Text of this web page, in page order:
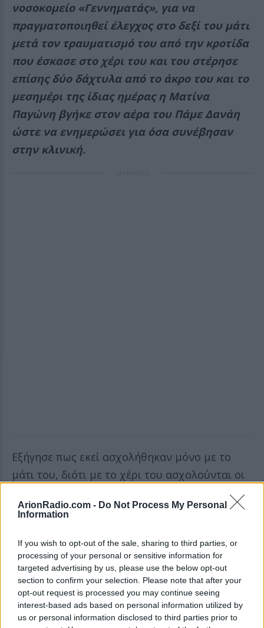
ArionRadio.com - Do Not Process My Personal
Information
If you wish to opt-out of the sale, sharing to third parties, or
processing of your personal or sensitive information for
targeted advertising by us, please use the below opt-out
section to confirm your selection. Please note that after your
opt-out request is processed you may continue seeing
interest-based ads based on personal information utilized by
us or personal information disclosed to third parties prior to
νοσοκομείο «Γεννηματάς», για να
πραγματοποιηθεί έλεγχος στο δεξί του μάτι
μετά τον τραυματισμό του από την κροτίδα
που έσκασε στο χέρι του και του στέρησε
επίσης δύο δάχτυλα από το άκρο του και το
μεσημέρι της ίδιας ημέρας η Ματίνα
Παγώνη βγήκε στον αέρα του Πάμε Δανάη
ώστε να ενημερώσει για όσα συνέβησαν
στην κλινική.
Εξήγησε πως εκεί ασχολήθηκαν μόνο με το
μάτι του, διότι με το χέρι του ασχολούνται οι
γιατροί του ΚΑΤ στο οποίο θα παραμείνει το
επόμενο διάστημα, και φαίνεται πως θα
παρακολουθήσουν και να αποφασίσουν εάν
χρειάζεται τελικά χειρουργείο ή όχι.
Η ανακοίνωση της Ματίνας Παγώνη για τον
Άρη Μουγκοπέτρο